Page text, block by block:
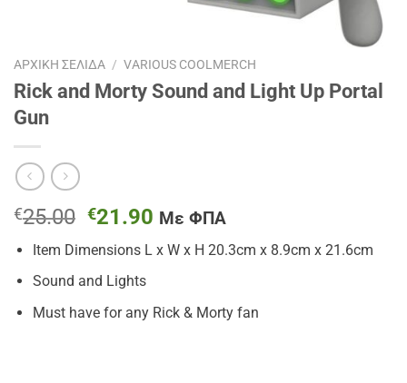
ΑΡΧΙΚΉ ΣΕΛΊΔΑ / VARIOUS COOLMERCH
Rick and Morty Sound and Light Up Portal
Gun
€25.00 Original
price
was:
€25.00.
€21.90 Η
τρέχουσα
τιμή
€21.90.
Με ΦΠΑ
Item Dimensions L x W x H 20.3cm x 8.9cm x 21.6cm
Sound and Lights
Must have for any Rick & Morty fan